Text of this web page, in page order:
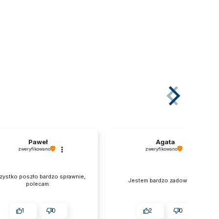
Paweł
zweryfikowano
poszło bardzo sprawnie,
polecam.
1 0
Agata
zweryfikowano
Jestem bardzo zadowolona
2 0